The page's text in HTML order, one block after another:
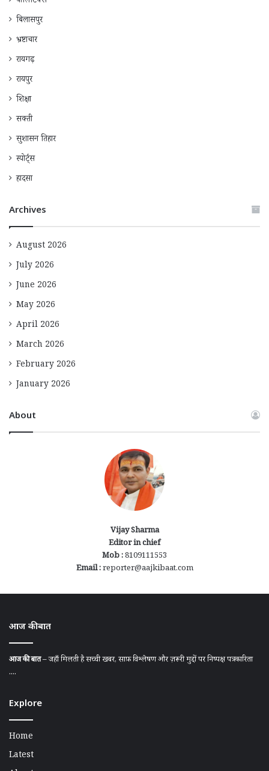
बिलासपुर
भ्रष्टाचार
रायगढ़
रायपुर
शिक्षा
सक्ती
सुशासन तिहार
स्पोर्ट्स
हादसा
Archives
August 2026
July 2026
June 2026
May 2026
April 2026
March 2026
February 2026
January 2026
About
Vijay Sharma
Editor in chief
Mob :8109111553
Email :reporter@aajkibaat.com
आज की बात
आज की बात– जहाँ मिलती है सच्ची खबर, साफ़ विश्लेषण और ज़रूरी मुद्दों पर निष्पक्ष पत्रकारिता
....
Explore
Home
Latest